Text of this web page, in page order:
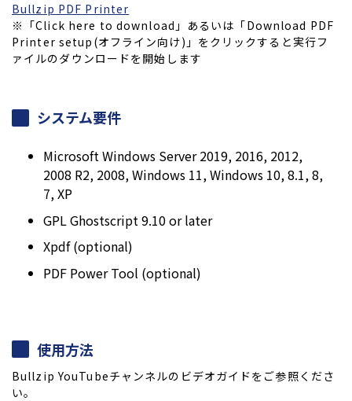
Bullzip PDF Printer
※「Click here to download」あるいは「Download PDF
Printer setup(オフライン向け)」をクリックすると実行フ
ァイルのダウンロードを開始します
システム要件
Microsoft Windows Server 2019, 2016, 2012,
2008 R2, 2008, Windows 11, Windows 10, 8.1, 8,
7, XP
GPL Ghostscript 9.10 or later
Xpdf (optional)
PDF Power Tool (optional)
使用方法
Bullzip YouTubeチャンネルのビデオガイドをご参照くださ
い。